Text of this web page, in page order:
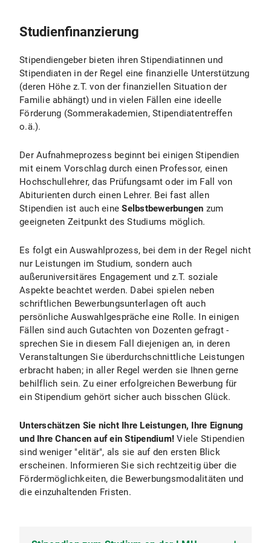
Studienfinanzierung
Stipendiengeber bieten ihren Stipendiatinnen und
Stipendiaten in der Regel eine finanzielle Unterstützung
(deren Höhe z.T. von der finanziellen Situation der
Familie abhängt) und in vielen Fällen eine ideelle
Förderung (Sommerakademien, Stipendiatentreffen
o.ä.).
Der Aufnahmeprozess beginnt bei einigen Stipendien
mit einem Vorschlag durch einen Professor, einen
Hochschullehrer, das Prüfungsamt oder im Fall von
Abiturienten durch einen Lehrer. Bei fast allen
Stipendien ist auch eineSelbstbewerbungen zum
geeigneten Zeitpunkt des Studiums möglich.
Es folgt ein Auswahlprozess, bei dem in der Regel nicht
nur Leistungen im Studium, sondern auch
außeruniversitäres Engagement und z.T. soziale
Aspekte beachtet werden. Dabei spielen neben
schriftlichen Bewerbungsunterlagen oft auch
persönliche Auswahlgespräche eine Rolle. In einigen
Fällen sind auch Gutachten von Dozenten gefragt -
sprechen Sie in diesem Fall diejenigen an, in deren
Veranstaltungen Sie überdurchschnittliche Leistungen
erbracht haben; in aller Regel werden sie Ihnen gerne
behilflich sein. Zu einer erfolgreichen Bewerbung für
ein Stipendium gehört sicher auch bisschen Glück.
Unterschätzen Sie nicht Ihre Leistungen, Ihre Eignung
und Ihre Chancen auf ein Stipendium! Viele Stipendien
sind weniger "elitär", als sie auf den ersten Blick
erscheinen. Informieren Sie sich rechtzeitig über die
Fördermöglichkeiten, die Bewerbungsmodalitäten und
die einzuhaltenden Fristen.